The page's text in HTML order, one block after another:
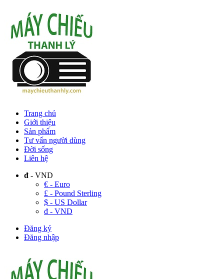
Trang chủ
Giới thiệu
Sản phẩm
Tư vấn người dùng
Đời sống
Liên hệ
đ - VND
€ - Euro
£ - Pound Sterling
$ - US Dollar
đ - VND
Đăng ký
Đăng nhập